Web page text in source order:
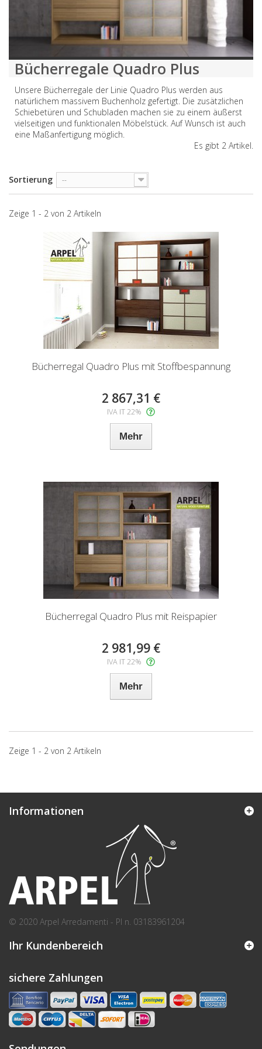
Bücherregale Quadro Plus
Unsere Bücherregale der Linie Quadro Plus werden aus
natürlichem massivem Buchenholz gefertigt. Die zusätzlichen
Schiebetüren und Schubladen machen sie zu einem äußerst
vielseitigen und funktionalen Möbelstück. Auf Wunsch ist auch
eine Maßanfertigung möglich.
Es gibt 2 Artikel.
Sortierung --
Zeige 1 - 2 von 2 Artikeln
Bücherregal Quadro Plus mit Stoffbespannung
2 867,31 €
IVA IT 22%
Mehr
Bücherregal Quadro Plus mit Reispapier
2 981,99 €
IVA IT 22%
Mehr
Zeige 1 - 2 von 2 Artikeln
Informationen
© 2020 Arpel Arredamenti - PI n. 03183961204
Ihr Kundenbereich
sichere Zahlungen